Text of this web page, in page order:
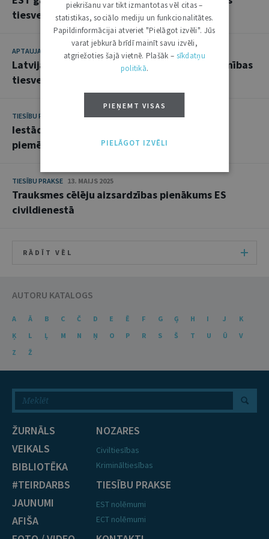
tiesvedībās
APTAUJA 13. MAIJS 2025
Latvijas pārstāvju skatījums uz Eiropas Savienības
tiesvedību aktualitātēm
TIESĪBU PRAKSE 13. MAIJS 2025
Iestādes rīcības brīvība piesardzības principa
piemērošanā
TIESĪBU PRAKSE 13. MAIJS 2025
Trauksmes cēlēju aizsardzības pienākums ES
civildienestā
RĀDĪT VĒL
AUTORU KATALOGS
A Ā B C Č D E Ē F G Ģ H I J
K
Ķ
L Ļ M N Ņ O P R S Š T U Ū
V
Z
Ž
ŽURNĀLS
VEIKALS
BIBLIOTĒKA
#TEIRDARBS
JAUNUMI
AFIŠA
NOZARES
Civiltiesības
Krimināltiesības
TIESĪBU PRAKSE
EST nolēmumi
ECT nolēmumi
piekrišanu var tikt izmantotas vēl citas –
statistikas, sociālo mediju un funkcionalitātes.
Papildinformācijai atveriet "Pielāgot izvēli". Jūs
varat jebkurā brīdī mainīt savu izvēli,
atgriežoties šajā vietnē. Plašāk – sīkdatņu
politikā.
PIEŅEMT VISAS
PIELĀGOT IZVĒLI